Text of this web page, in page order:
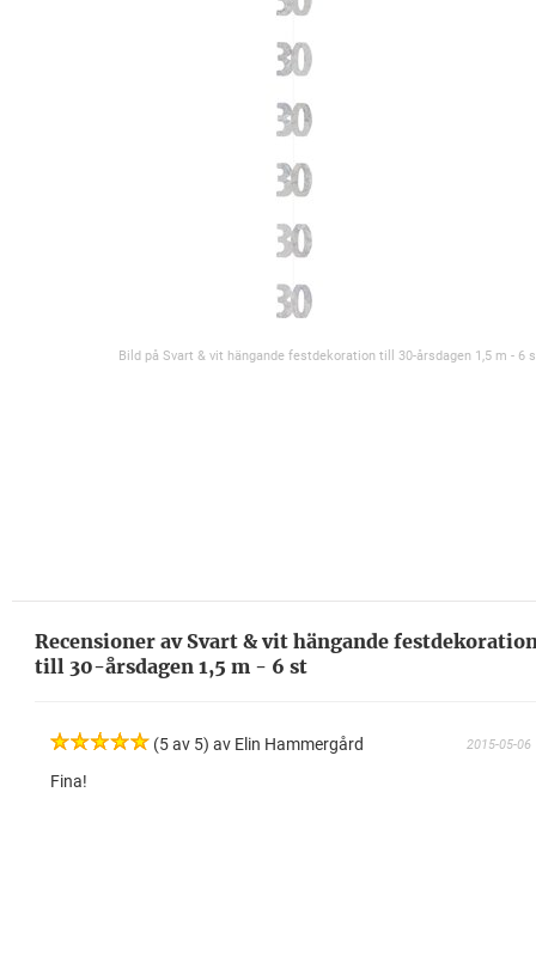
Bild på Svart & vit hängande festdekoration till 30-årsdagen 1,5 m - 6
Recensioner av Svart & vit hängande
till 30-årsdagen 1,5 m - 6 st
(5 av 5) av Elin Hammergård 2015-05-06
Fina!